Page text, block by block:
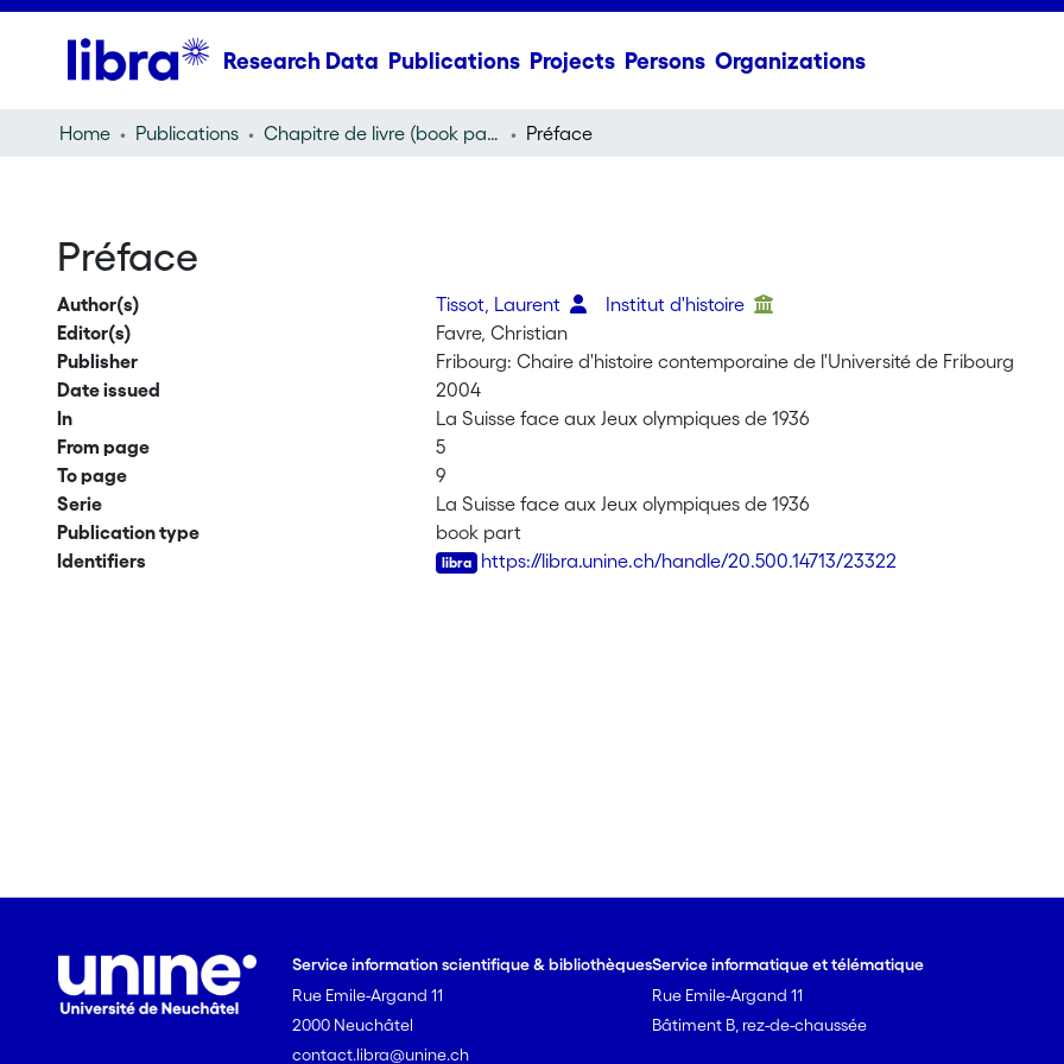
Research Data Publications Projects Persons Organizations
Home Publications Chapitre de livre (book part) Préface
Préface
Author(s) Tissot, Laurent
Institut d'histoire
Editor(s)
Favre, Christian
Publisher
Fribourg: Chaire d'histoire contemporaine de l'Université de Fribourg
Date issued
2004
In
La Suisse face aux Jeux olympiques de 1936
From page
5
To page
9
Serie
La Suisse face aux Jeux olympiques de 1936
Publication type
book part
Identifiers
https://libra.unine.ch/handle/20.500.14713/23322
Service information scientifique & bibliothèques
Rue Emile-Argand 11
2000 Neuchâtel
contact.libra@unine.ch
Service informatique et télématique
Rue Emile-Argand 11
Bâtiment B, rez-de-chaussée